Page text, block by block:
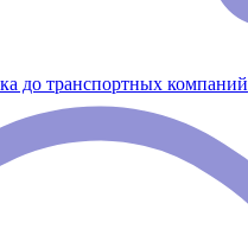
до транспортных компаний